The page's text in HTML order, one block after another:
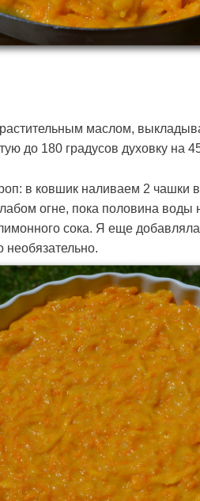
маслом,
до 180 градусов духовку на
в ковшик наливаем 2 чашки
огне, пока половина
сока. Я еще
необязательно.